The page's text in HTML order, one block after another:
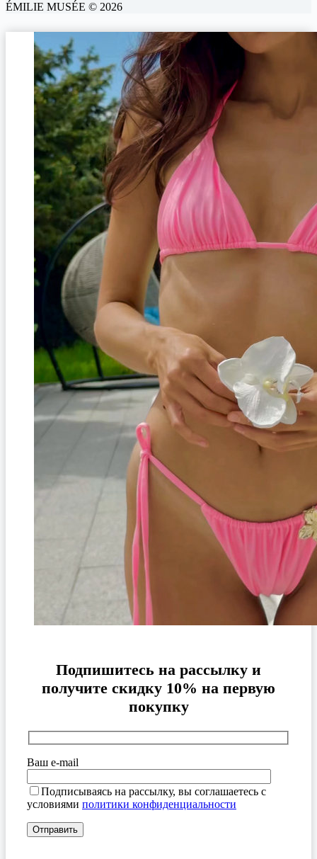
ÉMILIE MUSÉE © 2026
Подпишитесь на рассылку и
получите скидку 10% на первую
покупку
Ваш e-mail
Подписываясь на рассылку, вы соглашаетесь с
условиями политики конфиденциальности